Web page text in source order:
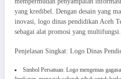
yang kredibel. Dengan desain yang
inovasi, logo dinas pendidikan Aceh
sebagai alat promosi yang multifungsi.
Penjelasan Singkat: Logo Dinas
Simbol Persatuan: Logo mengemas